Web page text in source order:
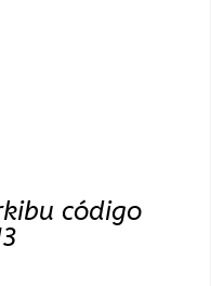
código